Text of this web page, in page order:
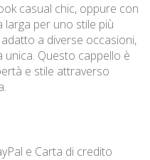
casual chic, oppure con
larga per uno stile più
a diverse occasioni,
Questo cappello è
e stile attraverso
e Carta di credito